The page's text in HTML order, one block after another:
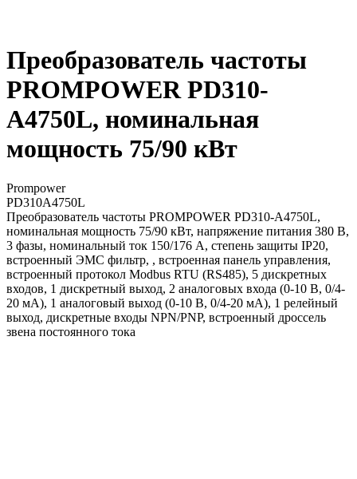
Преобразователь частоты
PROMPOWER PD310-
A4750L, номинальная
мощность 75/90 кВт
Prompower
PD310A4750L
Преобразователь частоты PROMPOWER PD310-A4750L,
номинальная мощность 75/90 кВт, напряжение питания 380 В,
3 фазы, номинальный ток 150/176 А, степень защиты IP20,
встроенный ЭМС фильтр, , встроенная панель управления,
встроенный протокол Modbus RTU (RS485), 5 дискретных
входов, 1 дискретный выход, 2 аналоговых входа (0-10 В, 0/4-
20 мА), 1 аналоговый выход (0-10 В, 0/4-20 мА), 1 релейный
выход, дискретные входы NPN/PNP, встроенный дроссель
звена постоянного тока